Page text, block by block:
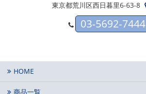
東京都荒川区西日暮里6-63-8
03-5692-7444
HOME
商品一覧